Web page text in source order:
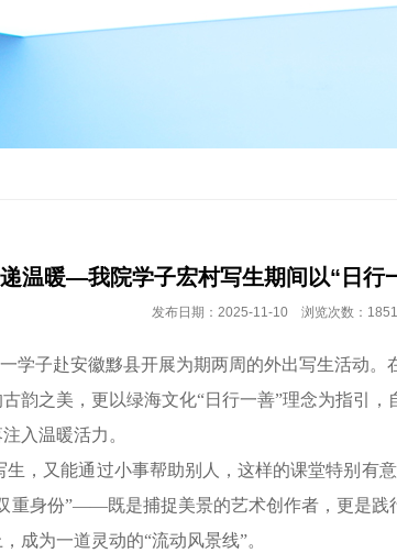
温暖—我院学子宏村写生期间以“日行
发布日期：2025-11-10 浏览次数：1851
学子赴安徽黟县开展为期两周的外出写生活动
韵之美，更以绿海文化“日行一善”理念为指引
入温暖活力。
，又能通过小事帮助别人，这样的课堂特别有
重身份”——既是捕捉美景的艺术创作者，更是践
成为一道灵动的“流动风景线”。